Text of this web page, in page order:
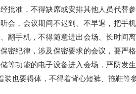
批准，不得缺席或安排其他人员代替
会，会议期间不迟到、不早退，把手
翻手机，不得随意进出会场、长时间
密纪律，涉及保密要求的会议，要严
等功能的电子设备进入会场，严防发
也要得体，不得着背心短裤、拖鞋等参